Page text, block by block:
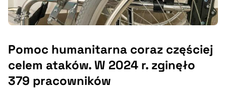
Pomoc humanitarna coraz częściej
celem ataków. W 2024 r. zginęło
379 pracowników